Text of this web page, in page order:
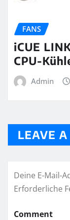
FANS
iCUE
CPU-
Admin
LEAVE A
Deine E-Mail-
Erforderliche
Comment